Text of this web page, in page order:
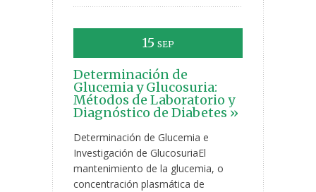
15 SEP
Determinación de
Glucemia y Glucosuria:
Métodos de Laboratorio y
Diagnóstico de Diabetes »
Determinación de Glucemia e
Investigación de GlucosuriaEl
mantenimiento de la glucemia, o
concentración plasmática de